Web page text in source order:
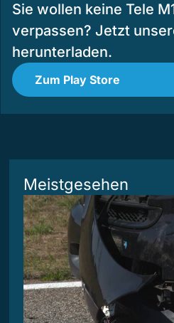
Sie wollen keine Tele
verpassen? Jetzt
herunterladen.
Zum Play Store
Meistgesehen